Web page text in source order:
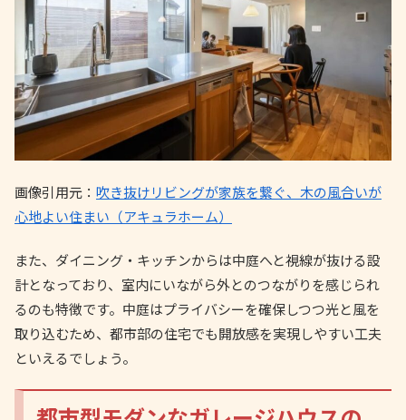
画像引用元： 吹き抜けリビングが家族を繋ぐ、木の風合いが
心地よい住まい（アキュラホーム）
また、ダイニング・キッチンからは中庭へと視線が抜ける設
計となっており、室内にいながら外とのつながりを感じられ
るのも特徴です。中庭はプライバシーを確保しつつ光と風を
取り込むため、都市部の住宅でも開放感を実現しやすい工夫
といえるでしょう。